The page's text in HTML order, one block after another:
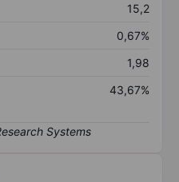
15,2
0,67%
1,98
43,67%